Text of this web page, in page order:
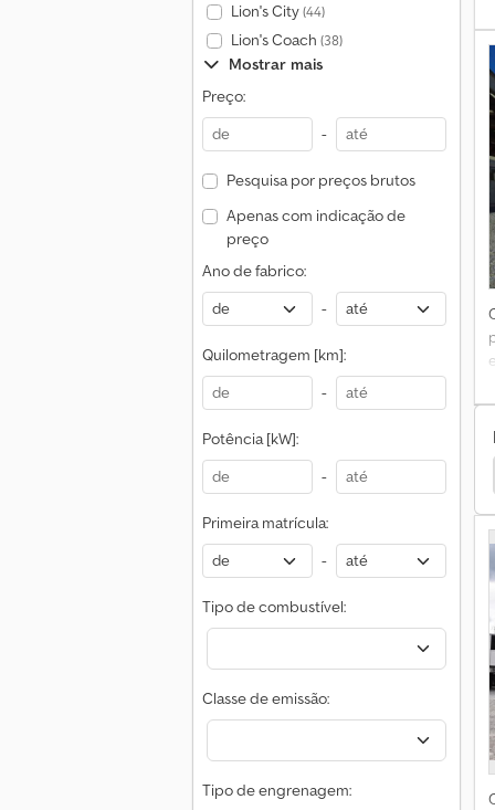
Lion's City(44)
Lion's Coach (38)
Mostrar mais
Preço:
-
Pesquisa por preços brutos
Apenas com indicação de
preço
Ano de fabrico:
-
Quilometragem [km]:
-
Potência [kW]:
-
Primeira matrícula:
-
Tipo de combustível:
Classe de emissão:
Tipo de engrenagem:
Outros Mercadorias Perigosas